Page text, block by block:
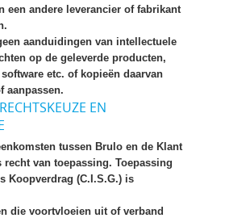
een andere leverancier of fabrikant
aanduidingen van intellectuele
op de geleverde producten,
etc. of kopieën daarvan
aanpassen.
EN
tussen Brulo en de Klant
recht van toepassing. Toepassing
Koopverdrag (C.I.S.G.) is
die voortvloeien uit of verband